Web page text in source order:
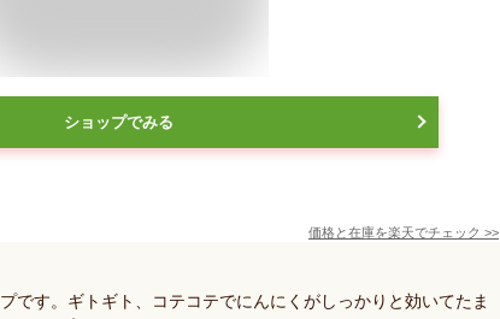
ショップでみる
価格と在庫を楽天でチェック >>
です。ギトギト、コテコテでにんにくがしっかりと効いてたま